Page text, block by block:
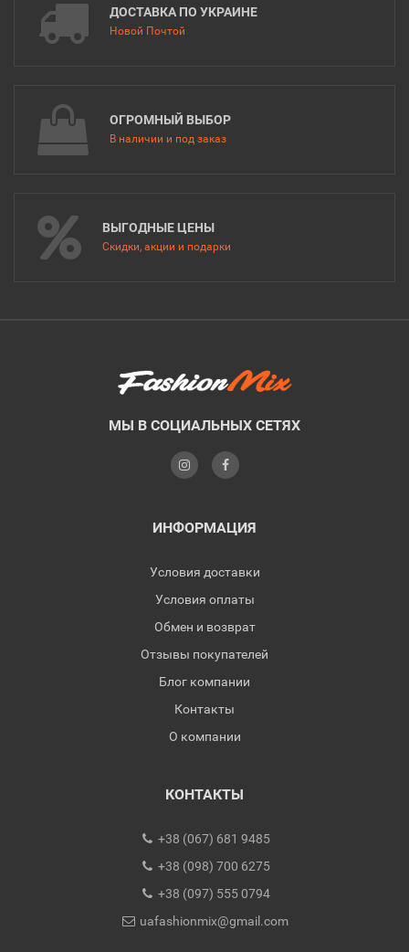
ДОСТАВКА ПО УКРАИНЕ
Новой Почтой
ОГРОМНЫЙ ВЫБОР
В наличии и под заказ
ВЫГОДНЫЕ ЦЕНЫ
Скидки, акции и подарки
МЫ В СОЦИАЛЬНЫХ СЕТЯХ
ИНФОРМАЦИЯ
Условия доставки
Условия оплаты
Обмен и возврат
Отзывы покупателей
Блог компании
Контакты
О компании
КОНТАКТЫ
+38 (067) 681 9485
+38 (098) 700 6275
+38 (097) 555 0794
uafashionmix@gmail.com